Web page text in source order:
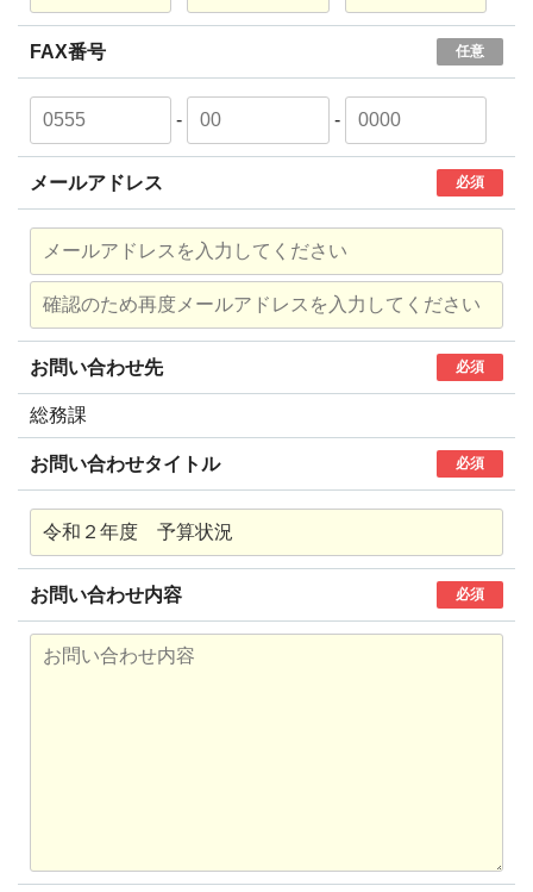
FAX番号 任意
- -
メールアドレス 必須
お問い合わせ先 必須
総務課
お問い合わせタイトル 必須
お問い合わせ内容 必須